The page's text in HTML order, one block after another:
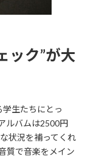
ック”が大
生たちにとっ
ルバムは2500円
状況を補ってくれ
質で音楽をメイン